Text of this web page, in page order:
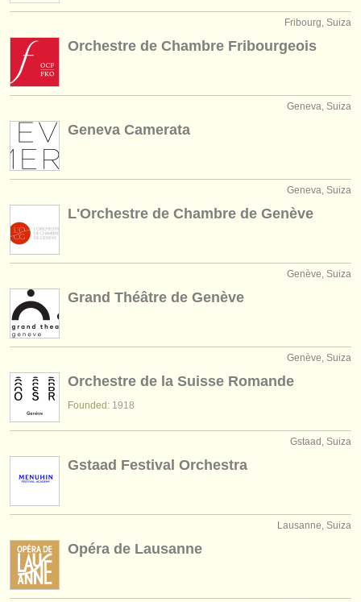
Fribourg, Suiza
Orchestre de Chambre Fribourgeois
Geneva, Suiza
Geneva Camerata
Geneva, Suiza
L'Orchestre de Chambre de Genève
Genève, Suiza
Grand Théâtre de Genève
Genève, Suiza
Orchestre de la Suisse Romande
Founded: 1918
Gstaad, Suiza
Gstaad Festival Orchestra
Lausanne, Suiza
Opéra de Lausanne